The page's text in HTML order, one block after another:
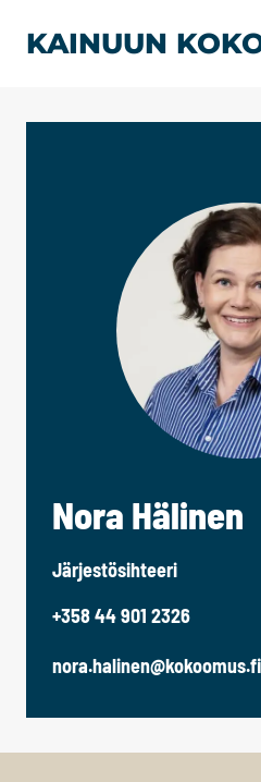
sisältöön
KAINUUN
Nora Hälinen
Järjestösihteeri
+358 44 901 2326
nora.halinen@kokoomus.fi